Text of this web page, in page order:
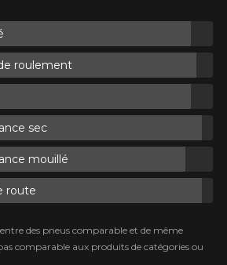
roulement
sec
mouillé
route
des pneus comparable et de même
comparable aux produits de catégories ou